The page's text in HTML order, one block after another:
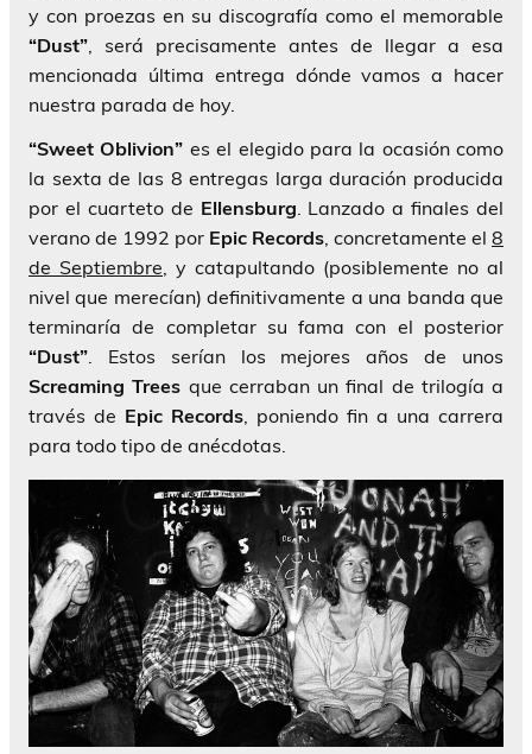
y con proezas en su discografía como el memorable
“Dust”, será precisamente antes de llegar a esa
mencionada última entrega dónde vamos a hacer
nuestra parada de hoy.
“Sweet Oblivion” es el elegido para la ocasión como
la sexta de las 8 entregas larga duración producida
por el cuarteto de Ellensburg. Lanzado a finales del
verano de 1992 por Epic Records, concretamente el 8
de Septiembre, y catapultando (posiblemente no al
nivel que merecían) definitivamente a una banda que
terminaría de completar su fama con el posterior
“Dust”. Estos serían los mejores años de unos
Screaming Trees que cerraban un final de trilogía a
través de Epic Records, poniendo fin a una carrera
para todo tipo de anécdotas.